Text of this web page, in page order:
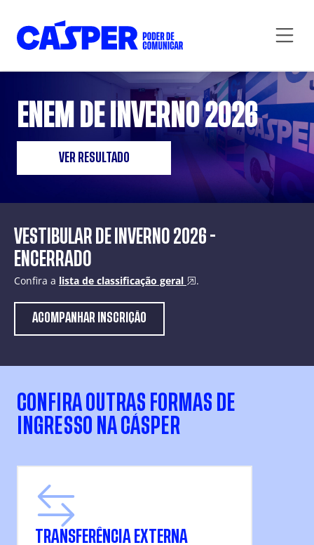
ENEM DE INVERNO 2026
VER RESULTADO
VESTIBULAR DE INVERNO 2026 -
ENCERRADO
Confira a lista de classificação geral .
ACOMPANHAR INSCRIÇÃO
CONFIRA OUTRAS FORMAS DE
INGRESSO NA CÁSPER
TRANSFERÊNCIA EXTERNA